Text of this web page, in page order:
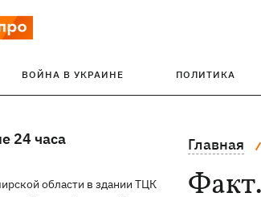
ВОЙНА В УКРАИНЕ ПОЛИТИКА
24 часа
области в здании ТЦК
Главная